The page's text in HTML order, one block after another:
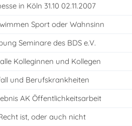
in Köln 31.10 02.11.2007
Sport oder Wahnsinn
Seminare des BDS e.V.
Kolleginnen und Kollegen
und Berufskrankheiten
AK Öffentlichkeitsarbeit
ist, oder auch nicht